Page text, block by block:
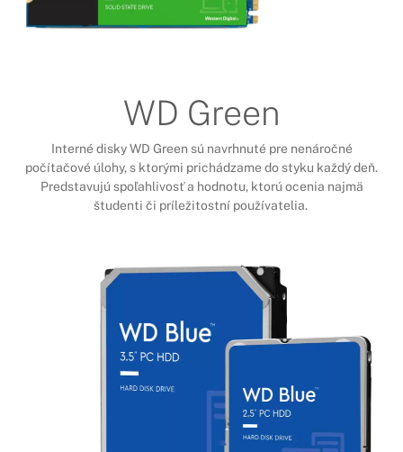
WD Green
Interné disky WD Green sú navrhnuté pre nenáročné
počítačové úlohy, s ktorými prichádzame do styku každý deň.
Predstavujú spoľahlivosť a hodnotu, ktorú ocenia najmä
študenti či príležitostní používatelia.